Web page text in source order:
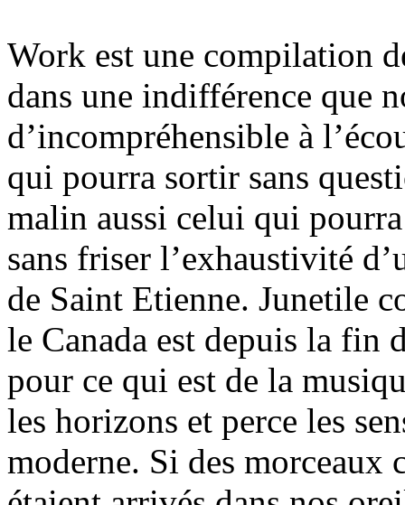
Work est une compilation
dans une indifférence que
d’incompréhensible à
qui pourra sortir sans
malin aussi celui qui
sans friser l’exhaustivité
de Saint Etienne. Junetile
le Canada est depuis la fin
pour ce qui est de la
les horizons et perce les
moderne. Si des morceaux